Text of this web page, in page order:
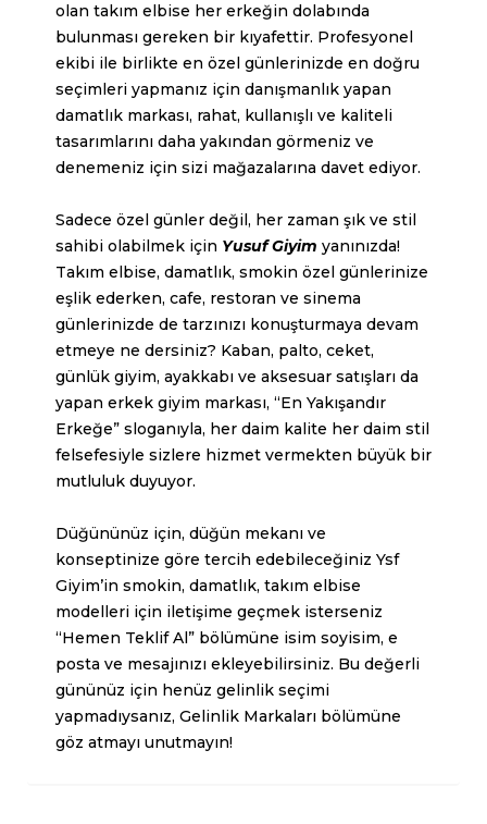
olan takım elbise her erkeğin dolabında
bulunması gereken bir kıyafettir. Profesyonel
ekibi ile birlikte en özel günlerinizde en doğru
seçimleri yapmanız için danışmanlık yapan
damatlık markası, rahat, kullanışlı ve kaliteli
tasarımlarını daha yakından görmeniz ve
denemeniz için sizi mağazalarına davet ediyor.
Sadece özel günler değil, her zaman şık ve stil
sahibi olabilmek için Yusuf Giyim yanınızda!
Takım elbise, damatlık, smokin özel günlerinize
eşlik ederken, cafe, restoran ve sinema
günlerinizde de tarzınızı konuşturmaya devam
etmeye ne dersiniz? Kaban, palto, ceket,
günlük giyim, ayakkabı ve aksesuar satışları da
yapan erkek giyim markası, “En Yakışandır
Erkeğe” sloganıyla, her daim kalite her daim stil
felsefesiyle sizlere hizmet vermekten büyük bir
mutluluk duyuyor.
Düğününüz için, düğün mekanı ve
konseptinize göre tercih edebileceğiniz Ysf
Giyim’in smokin, damatlık, takım elbise
modelleri için iletişime geçmek isterseniz
“Hemen Teklif Al” bölümüne isim soyisim, e
posta ve mesajınızı ekleyebilirsiniz. Bu değerli
gününüz için henüz gelinlik seçimi
yapmadıysanız, Gelinlik Markaları bölümüne
göz atmayı unutmayın!